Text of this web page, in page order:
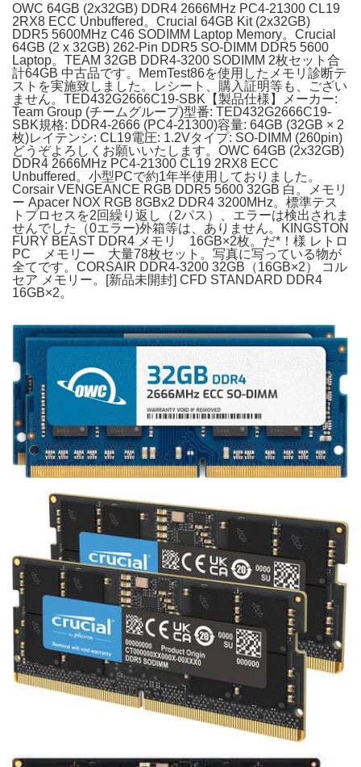
OWC 64GB (2x32GB) DDR4 2666MHz PC4-21300 CL19
2RX8 ECC Unbuffered。Crucial 64GB Kit (2x32GB)
DDR5 5600MHz C46 SODIMM Laptop Memory。Crucial
64GB (2 x 32GB) 262-Pin DDR5 SO-DIMM DDR5 5600
Laptop。TEAM 32GB DDR4-3200 SODIMM 2枚セット合
計64GB 中古品です。MemTest86を使用したメモリ診断テ
ストを実施致しました。レシート、購入証明等も、ござい
ません。TED432G2666C19-SBK【製品仕様】メーカー:
Team Group (チームグループ)型番: TED432G2666C19-
SBK規格: DDR4-2666 (PC4-21300)容量: 64GB (32GB × 2
枚)レイテンシ: CL19電圧: 1.2Vタイプ: SO-DIMM (260pin)
どうぞよろしくお願いいたします。OWC 64GB (2x32GB)
DDR4 2666MHz PC4-21300 CL19 2RX8 ECC
Unbuffered。小型PCで約1年半使用しておりました。
Corsair VENGEANCE RGB DDR5 5600 32GB 白。メモリ
ー Apacer NOX RGB 8GBx2 DDR4 3200MHz。標準テス
トプロセスを2回繰り返し（2パス）、エラーは検出されま
せんでした（0エラー)外箱等は、ありません。KINGSTON
FURY BEAST DDR4 メモリ 16GB×2枚。だ*！様 レトロ
PC メモリー 大量78枚セット。写真に写っている物が
全てです。CORSAIR DDR4-3200 32GB（16GB×2） コル
セア メモリー。[新品未開封] CFD STANDARD DDR4
16GB×2。